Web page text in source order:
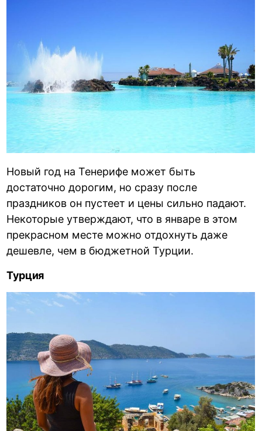
Новый год на Тенерифе может быть
достаточно дорогим, но сразу после
праздников он пустеет и цены сильно падают.
Некоторые утверждают, что в январе в этом
прекрасном месте можно отдохнуть даже
дешевле, чем в бюджетной Турции.
Турция